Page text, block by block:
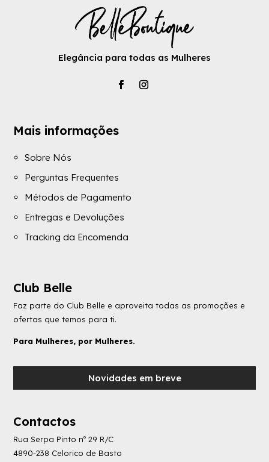
Elegância para todas as Mulheres
Mais informações
Sobre Nós
Perguntas Frequentes
Métodos de Pagamento
Entregas e Devoluções
Tracking da Encomenda
Club Belle
Faz parte do Club Belle e aproveita todas as promoções e
ofertas que temos para ti.
Para Mulheres, por Mulheres.
Novidades em breve
Contactos
Rua Serpa Pinto nº 29 R/C
4890-238 Celorico de Basto